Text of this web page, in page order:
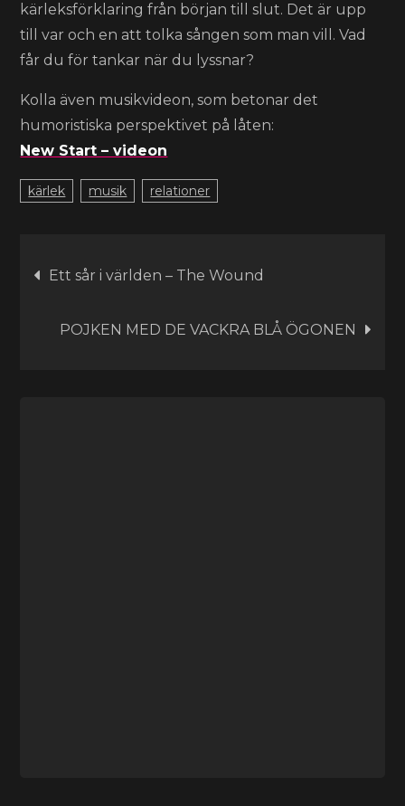
kärleksförklaring från början till slut. Det är upp
till var och en att tolka sången som man vill. Vad
får du för tankar när du lyssnar?
Kolla även musikvideon, som betonar det
humoristiska perspektivet på låten:
New Start – videon
kärlek musik relationer
Inläggsnavigering
Ett sår i världen – The Wound
POJKEN MED DE VACKRA BLÅ ÖGONEN